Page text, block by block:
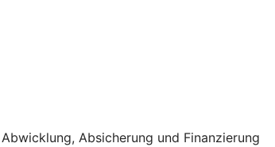
Absicherung und Finanzierung